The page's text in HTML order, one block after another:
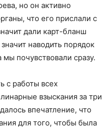
но он активно
что его прислали с
дали карт-бланш
наводить порядок
почувствовали сразу.
с работы всех
взыскания за три
впечатление, что
для того, чтобы была